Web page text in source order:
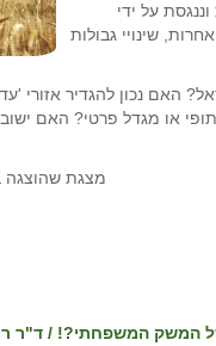
על ידי
שינויי גבולות
האם נכון להגדיר
או מגדל פרטי? האם
מצגת שהוצגה
המשק המשפחתי?! / ד"ר